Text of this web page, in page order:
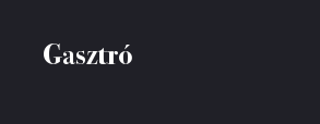
Gasztró